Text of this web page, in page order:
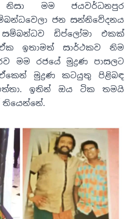
නිසා මම ජයවර්ධනපුර
ජන සන්නිවේදනය
ඩිප්ලෝමා එකක්
ඉතාමත් සාර්ථකව නිම
මම රජයේ මුද්‍රණ පාසලට
මුද්‍රණ කටයුතු පිළිබඳ
. ඉතින් ඔය ටික තමයි
තියෙන්නේ.